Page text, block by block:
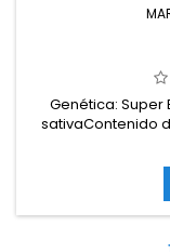
Genética: Super
sativaContenido
semanas desde la
550 g/
120
ligeramente